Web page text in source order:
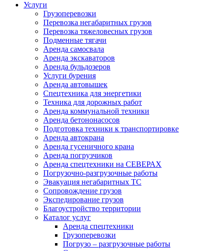
Услуги
Грузоперевозки
Перевозка негабаритных грузов
Перевозка тяжеловесных грузов
Подменные тягачи
Аренда самосвала
Аренда экскаваторов
Аренда бульдозеров
Услуги бурения
Аренда автовышек
Спецтехника для энергетики
Техника для дорожных работ
Аренда коммунальной техники
Аренда бетононасосов
Подготовка техники к транспортировке
Аренда автокрана
Аренда гусеничного крана
Аренда погрузчиков
Аренда спецтехники на СЕВЕРАХ
Погрузочно-разгрузочные работы
Эвакуация негабаритных ТС
Сопровождение грузов
Экспедирование грузов
Благоустройство территории
Каталог услуг
Аренда спецтехники
Грузоперевозки
Погрузо – разгрузочные работы